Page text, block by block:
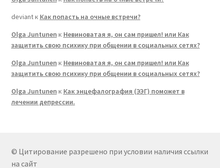
deviantк Как попасть на очные встречи?
Olga Juntunen к Невиноватая я, он сам пришел! или Как
защитить свою психику при общении в социальных сетях?
Olga Juntunen к Невиноватая я, он сам пришел! или Как
защитить свою психику при общении в социальных сетях?
Olga Juntunen к Как энцефалография (ЭЭГ) поможет в
лечении депрессии.
© Цитирование разрешено при условии наличия ссылки
на сайт